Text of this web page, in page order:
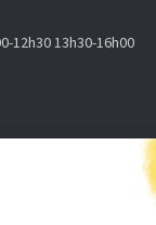
12h30 13h30-16h00